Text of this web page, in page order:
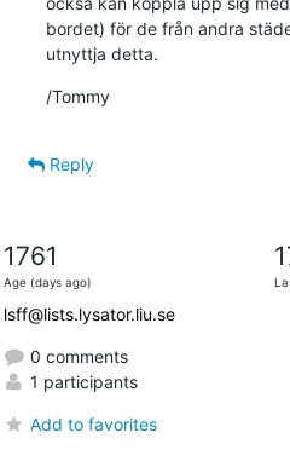
bordet) för de från andra
utnyttja detta.
/Tommy
Reply
1761
Age (days ago)
lsff@lists.lysator.liu.se
0 comments
1 participants
Add to favorites